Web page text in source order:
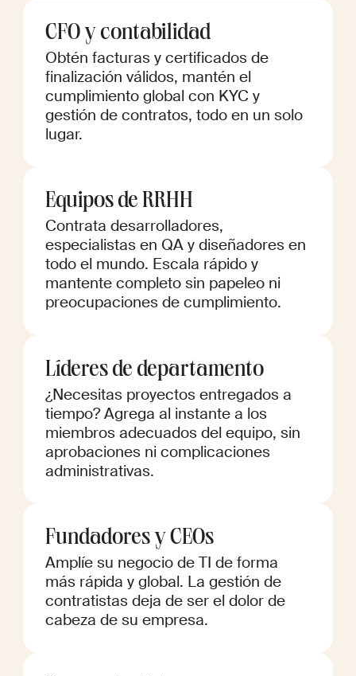
CFO y contabilidad
Obtén facturas y certificados de
finalización válidos, mantén el
cumplimiento global con KYC y
gestión de contratos, todo en un solo
lugar.
Equipos de RRHH
Contrata desarrolladores,
especialistas en QA y diseñadores en
todo el mundo. Escala rápido y
mantente completo sin papeleo ni
preocupaciones de cumplimiento.
Líderes de departamento
¿Necesitas proyectos entregados a
tiempo? Agrega al instante a los
miembros adecuados del equipo, sin
aprobaciones ni complicaciones
administrativas.
Fundadores y CEOs
Amplíe su negocio de TI de forma
más rápida y global. La gestión de
contratistas deja de ser el dolor de
cabeza de su empresa.